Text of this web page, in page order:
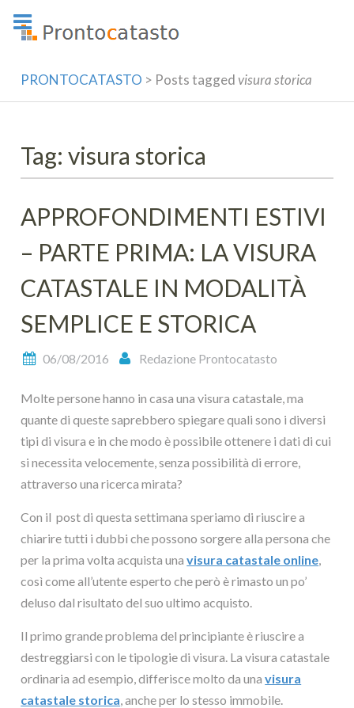
PRONTOCATASTO > Posts taggedvisura storica
Tag: visura storica
APPROFONDIMENTI ESTIVI
– PARTE PRIMA: LA VISURA
CATASTALE IN MODALITÀ
SEMPLICE E STORICA
06/08/2016 Redazione Prontocatasto
Molte persone hanno in casa una visura catastale, ma
quante di queste saprebbero spiegare quali sono i diversi
tipi di visura e in che modo è possibile ottenere i dati di cui
si necessita velocemente, senza possibilità di errore,
attraverso una ricerca mirata?
Con il post di questa settimana speriamo di riuscire a
chiarire tutti i dubbi che possono sorgere alla persona che
per la prima volta acquista unavisura catastale online,
così come all’utente esperto che però è rimasto un po’
deluso dal risultato del suo ultimo acquisto.
Il primo grande problema del principiante è riuscire a
destreggiarsi con le tipologie di visura. La visura catastale
ordinaria ad esempio, differisce molto da unavisura
catastale storica, anche per lo stesso immobile.